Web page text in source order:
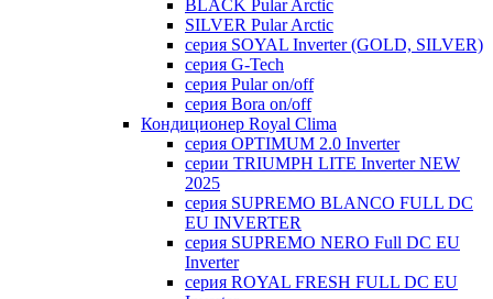
BLACK Pular Arctic
SILVER Pular Arctic
серия SOYAL Inverter (GOLD, SILVER)
серия G-Tech
серия Pular on/off
серия Bora on/off
Кондиционер Royal Clima
серия OPTIMUM 2.0 Inverter
серии TRIUMPH LITE Inverter NEW
2025
серия SUPREMO BLANCO FULL DC
EU INVERTER
серия SUPREMO NERO Full DC EU
Inverter
серия ROYAL FRESH FULL DC EU